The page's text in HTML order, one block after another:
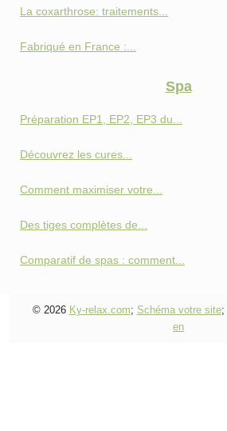
La coxarthrose: traitements...
Fabriqué en France :...
Spa
Préparation EP1, EP2, EP3 du...
Découvrez les cures...
Comment maximiser votre...
Des tiges complètes de...
Comparatif de spas : comment...
© 2026 Ky-relax.com; Schéma votre site;
en